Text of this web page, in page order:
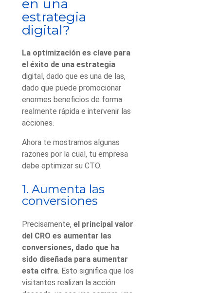
en una
estrategia
digital?
La optimización es clave para
el éxito de una estrategia
digital, dado que es una de las,
dado que puede promocionar
enormes beneficios de forma
realmente rápida e intervenir las
acciones.
Ahora te mostramos algunas
razones por la cual, tu empresa
debe optimizar su CTO.
1. Aumenta las
conversiones
Precisamente, el principal valor
del CRO es aumentar las
conversiones, dado que ha
sido diseñada para aumentar
esta cifra. Esto significa que los
visitantes realizan la acción